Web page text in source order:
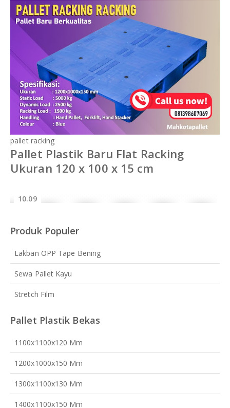
pallet racking
Pallet Plastik Baru Flat Racking
Ukuran 120 x 100 x 15 cm
10.09
Produk Populer
Lakban OPP Tape Bening
Sewa Pallet Kayu
Stretch Film
Pallet Plastik Bekas
1100x1100x120 Mm
1200x1000x150 Mm
1300x1100x130 Mm
1400x1100x150 Mm